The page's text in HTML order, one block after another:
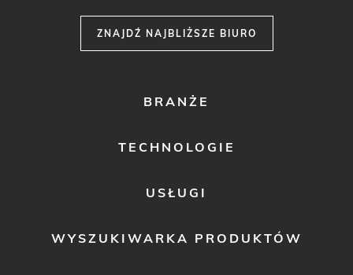
ZNAJDŹ NAJBLIŻSZE BIURO
BRANŻE
TECHNOLOGIE
USŁUGI
WYSZUKIWARKA PRODUKTÓW